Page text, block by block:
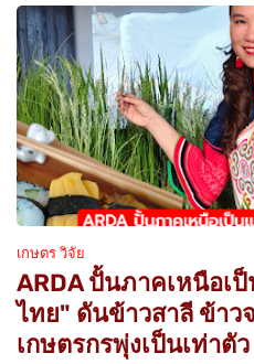
เกษตร วิจัย
ARDA ปั้นภาคเหนือเ
ไทย" ดันข้าวสาลี ข้าว
เกษตรกรพุ่งเป็นเท่าตัว